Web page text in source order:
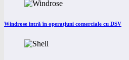
Windrose intră în operațiuni comerciale cu DSV